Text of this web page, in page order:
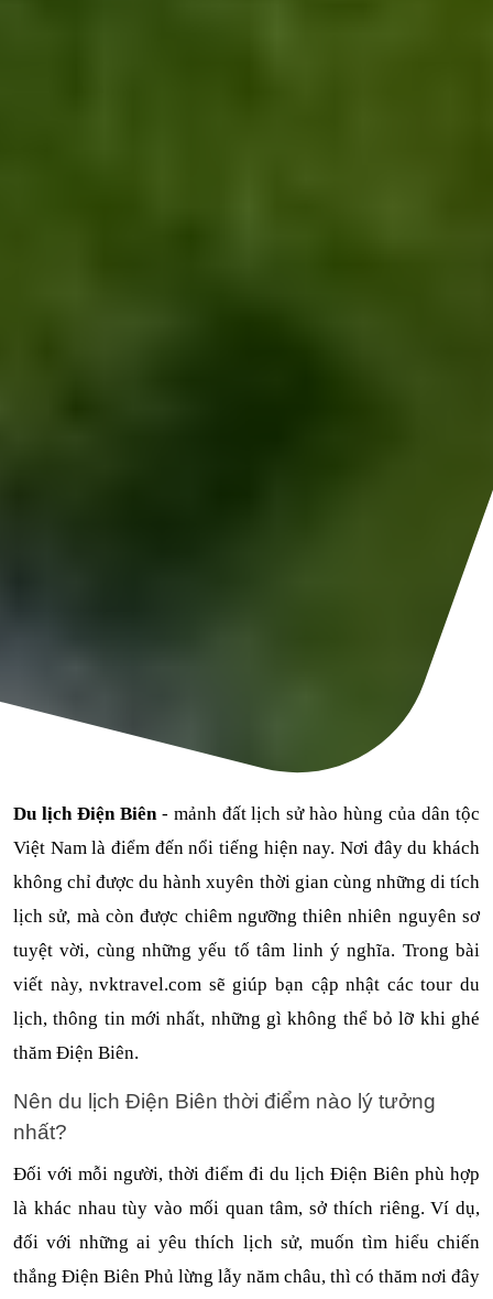
Du lịch Điện Biên - mảnh đất lịch sử hào hùng của dân tộc
Việt Nam là điểm đến nổi tiếng hiện nay. Nơi đây du khách
không chỉ được du hành xuyên thời gian cùng những di tích
lịch sử, mà còn được chiêm ngưỡng thiên nhiên nguyên sơ
tuyệt vời, cùng những yếu tố tâm linh ý nghĩa. Trong bài
viết này, nvktravel.com sẽ giúp bạn cập nhật các tour du
lịch, thông tin mới nhất, những gì không thể bỏ lỡ khi ghé
thăm Điện Biên.
Nên du lịch Điện Biên thời điểm nào lý tưởng
nhất?
Đối với mỗi người, thời điểm đi du lịch Điện Biên phù hợp
là khác nhau tùy vào mối quan tâm, sở thích riêng. Ví dụ,
đối với những ai yêu thích lịch sử, muốn tìm hiểu chiến
thắng Điện Biên Phủ lừng lẫy năm châu, thì có thăm nơi đây